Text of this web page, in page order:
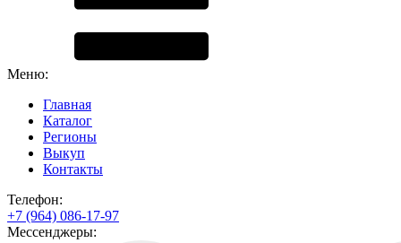
Меню:
Главная
Каталог
Регионы
Выкуп
Контакты
Телефон:
+7 (964) 086-17-97
Мессенджеры: